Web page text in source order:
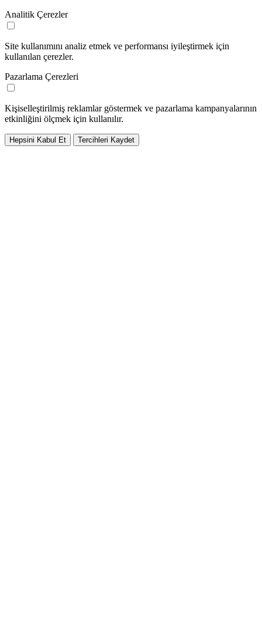
Analitik Çerezler
Site kullanımını analiz etmek ve performansı iyileştirmek için
kullanılan çerezler.
Pazarlama Çerezleri
Kişiselleştirilmiş reklamlar göstermek ve pazarlama kampanyalarının
etkinliğini ölçmek için kullanılır.
Hepsini Kabul Et Tercihleri Kaydet